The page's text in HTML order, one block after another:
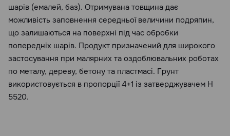
шарів (емалей, баз). Отримувана товщина дає
можливість заповнення середньої величини подряпин,
що залишаються на поверхні під час обробки
попередніх шарів. Продукт призначений для широкого
застосування при малярних та оздоблювальних роботах
по металу, дереву, бетону та пластмасі. Грунт
використовується в пропорції 4+1 із затверджувачем H
5520.